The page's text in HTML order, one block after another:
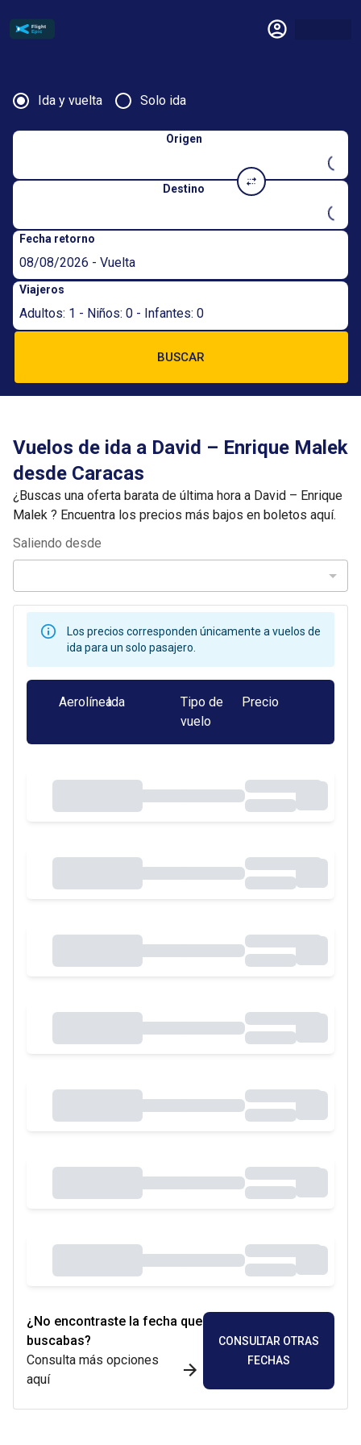
Ida y vuelta Solo ida
Origen
Destino
Fecha retorno
08/08/2026 - Vuelta
Viajeros
Adultos: 1 - Niños: 0 - Infantes: 0
BUSCAR
Vuelos de ida a David – Enrique Malek
desde Caracas
¿Buscas una oferta barata de última hora a David – Enrique
Malek ? Encuentra los precios más bajos en boletos aquí.
Saliendo desde
Los precios corresponden únicamente a vuelos de
ida para un solo pasajero.
AerolíneaIda
Tipo de
vuelo
Precio
¿No encontraste la fecha que
buscabas?
Consulta más opciones
aquí
CONSULTAR OTRAS
FECHAS